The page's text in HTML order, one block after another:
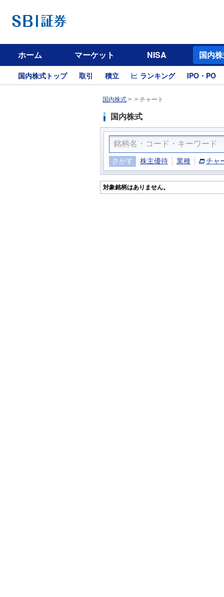
ホーム マーケット NISA 国内
国内株式トップ 取引 積立 ランキング IPO・PO
国内株式 > > チャート
国内株式
さがす 株主優待 業種 チャ
対象銘柄はありません。